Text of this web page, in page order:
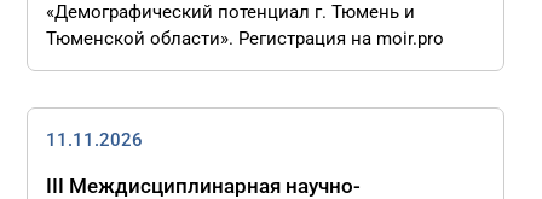
«Демографический потенциал г. Тюмень и
Тюменской области». Регистрация на moir.pro
11.11.2026
III Междисциплинарная научно-